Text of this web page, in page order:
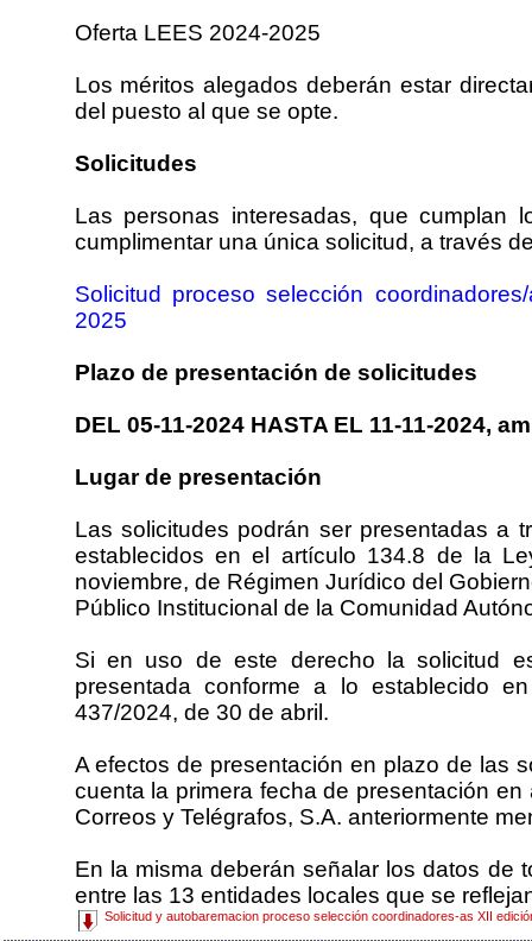
Oferta LEES 2024-2025
Los méritos alegados deberán estar
del puesto al que se opte.
Solicitudes
Las personas interesadas, que cumplan
cumplimentar una única solicitud, a través
Solicitud proceso selección
2025
Plazo de presentación de solicitudes
DEL 05-11-2024 HASTA EL 11-11-2024,
Lugar de presentación
Las solicitudes podrán ser presentadas a
establecidos en el artículo 134.8 de la
noviembre, de Régimen Jurídico del
Público Institucional de la Comunidad
Si en uso de este derecho la solicitud
presentada conforme a lo establecido
437/2024, de 30 de abril.
A efectos de presentación en plazo de las
cuenta la primera fecha de presentación
Correos y Telégrafos, S.A. anteriormente
En la misma deberán señalar los datos de
entre las 13 entidades locales que se
Solicitud y autobaremacion proceso selección coordinadores-as XII